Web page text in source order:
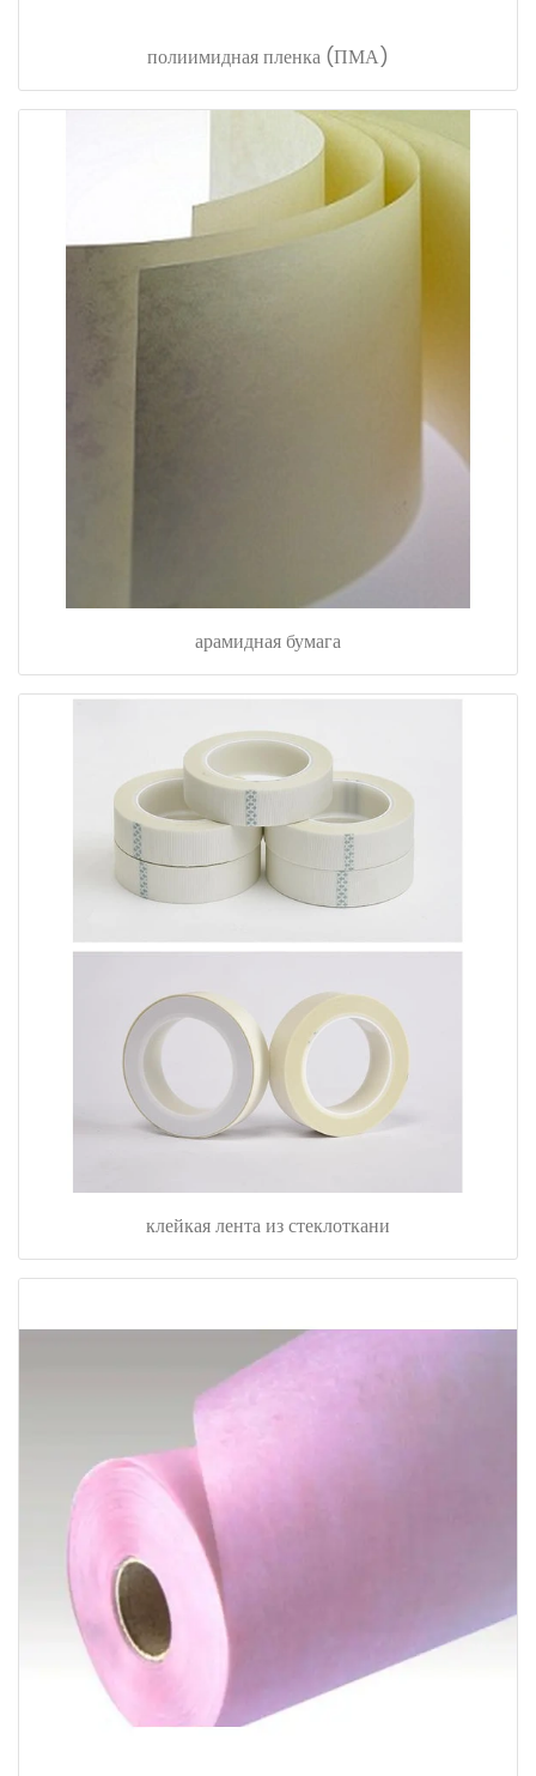
полиимидная пленка (ПМА)
арамидная бумага
клейкая лента из стеклоткани